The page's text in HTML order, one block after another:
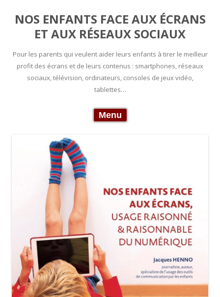
NOS ENFANTS FACE AUX ÉCRANS
ET AUX RÉSEAUX SOCIAUX
Pour les parents qui veulent aider leurs enfants à tirer le meilleur
profit des écrans et de leurs contenus : smartphones, réseaux
sociaux, télévision, ordinateurs, consoles de jeux vidéo,
tablettes…
Menu